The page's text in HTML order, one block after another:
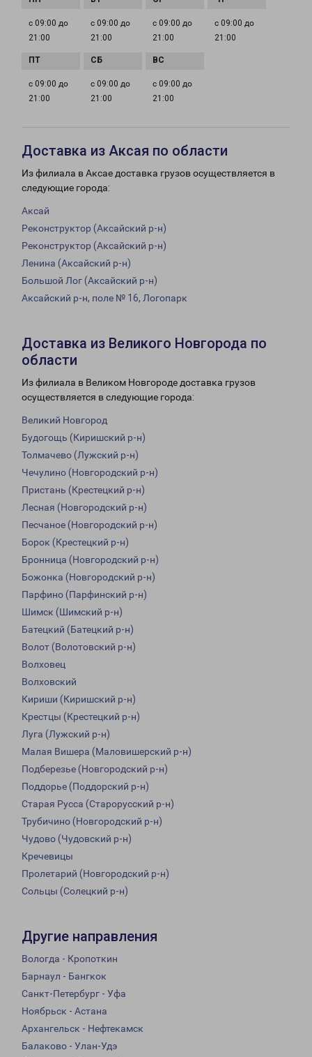
с 09:00 до
21:00
с 09:00 до
21:00
с 09:00 до
21:00
с 09:00 до
21:00
с 09:00 до
21:00
с 09:00 до
21:00
с 09:00 до
21:00
Доставка из Аксая по области
Из филиала в Аксае доставка грузов осуществляется в
следующие города:
Аксай
Реконструктор (Аксайский р-н)
Реконструктор (Аксайский р-н)
Ленина (Аксайский р-н)
Большой Лог (Аксайский р-н)
Аксайский р-н, поле № 16, Логопарк
Доставка из Великого Новгорода по
области
Из филиала в Великом Новгороде доставка грузов
осуществляется в следующие города:
Великий Новгород
Будогощь (Киришский р-н)
Толмачево (Лужский р-н)
Чечулино (Новгородский р-н)
Пристань (Крестецкий р-н)
Лесная (Новгородский р-н)
Песчаное (Новгородский р-н)
Борок (Крестецкий р-н)
Бронница (Новгородский р-н)
Божонка (Новгородский р-н)
Парфино (Парфинский р-н)
Шимск (Шимский р-н)
Батецкий (Батецкий р-н)
Волот (Волотовский р-н)
Волховец
Волховский
Кириши (Киришский р-н)
Крестцы (Крестецкий р-н)
Луга (Лужский р-н)
Малая Вишера (Маловишерский р-н)
Подберезье (Новгородский р-н)
Поддорье (Поддорский р-н)
Старая Русса (Старорусский р-н)
Трубичино (Новгородский р-н)
Чудово (Чудовский р-н)
Кречевицы
Пролетарий (Новгородский р-н)
Сольцы (Солецкий р-н)
Другие направления
Вологда - Кропоткин
Барнаул - Бангкок
Санкт-Петербург - Уфа
Ноябрьск - Астана
Архангельск - Нефтекамск
Балаково - Улан-Удэ